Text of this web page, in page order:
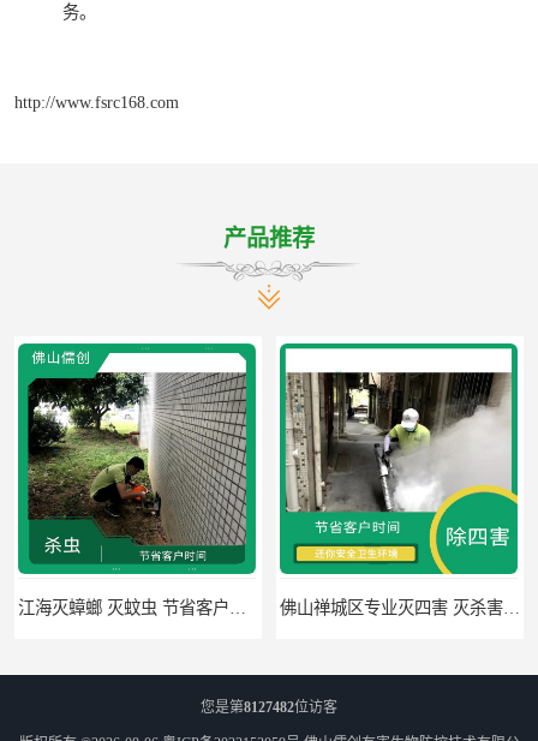
务。
http://www.fsrc168.com
产品推荐
江海灭蟑螂 灭蚊虫 节省客户时间 佛山禅城区专业灭四害 灭杀害虫 根据现场情况定制中害方案
您是第8127482位访客